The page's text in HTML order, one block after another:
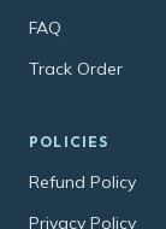
FAQ
Track Order
POLICIES
Refund Policy
Privacy Policy